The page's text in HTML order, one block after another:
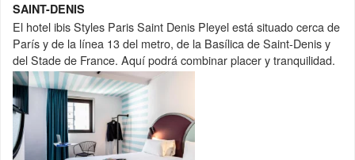
SAINT-DENIS
El hotel ibis Styles Paris Saint Denis Pleyel está situado cerca de
París y de la línea 13 del metro, de la Basílica de Saint-Denis y
del Stade de France. Aquí podrá combinar placer y tranquilidad.